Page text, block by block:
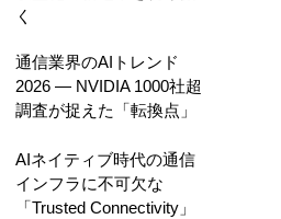
く
通信業界のAIトレンド
2026 ― NVIDIA 1000社超
調査が捉えた「転換点」
AIネイティブ時代の通信
インフラに不可欠な
「Trusted Connectivity」